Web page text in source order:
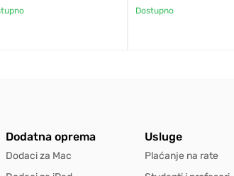
Dostupno
Dodatna oprema
Dodaci za Mac
Usluge
Plaćanje na rate